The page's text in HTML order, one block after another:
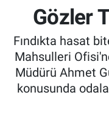
Gözler
Fındıkta hasat
Mahsulleri
Müdürü Ahmet
konusunda
Tarımsal
Tarım Bakanlığı
TZOB
Tarım Kredi
Tüm Manşetler
Son Dakika
Haber Arşivi